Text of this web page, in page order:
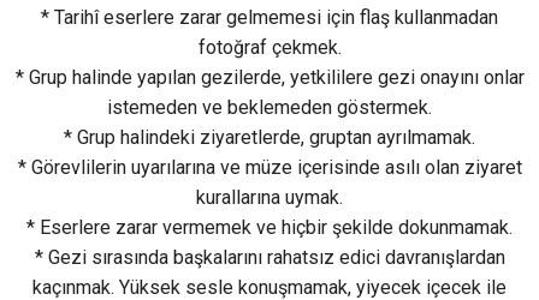
* Tarihî eserlere zarar gelmemesi için flaş kullanmadan
fotoğraf çekmek.
* Grup halinde yapılan gezilerde, yetkililere gezi onayını onlar
istemeden ve beklemeden göstermek.
* Grup halindeki ziyaretlerde, gruptan ayrılmamak.
* Görevlilerin uyarılarına ve müze içerisinde asılı olan ziyaret
kurallarına uymak.
* Eserlere zarar vermemek ve hiçbir şekilde dokunmamak.
* Gezi sırasında başkalarını rahatsız edici davranışlardan
kaçınmak. Yüksek sesle konuşmamak, yiyecek içecek ile